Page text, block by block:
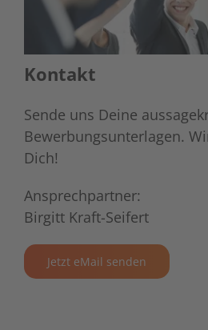
Kontakt
Sende uns Deine
Bewerbungsunterlagen.
Dich!
Ansprechpartner:
Birgitt Kraft-Seifert
Jetzt eMail senden